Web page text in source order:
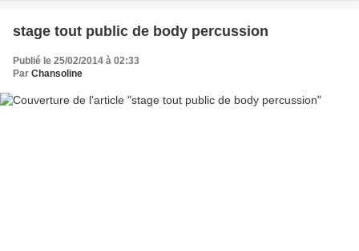
stage tout public de body percussion
Publié le 25/02/2014 à 02:33
Par Chansoline